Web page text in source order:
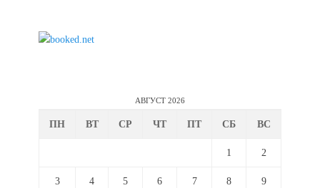
АВГУСТ 2026
ПН ВТ СР ЧТ ПТ СБ ВС
1 2
3 4 5 6 7 8 9